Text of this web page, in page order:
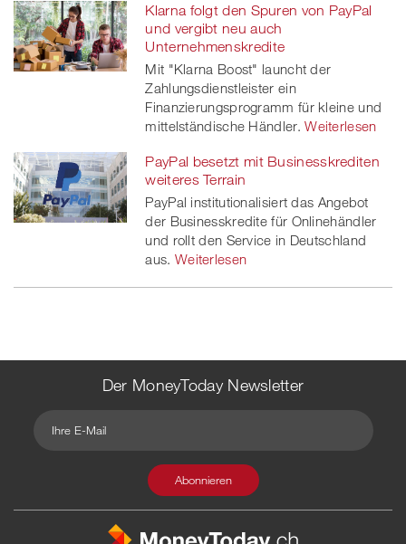
Klarna folgt den Spuren von PayPal
und vergibt neu auch
Unternehmenskredite
Mit "Klarna Boost" launcht der
Zahlungsdienstleister ein
Finanzierungsprogramm für kleine und
mittelständische Händler. Weiterlesen
PayPal besetzt mit Businesskrediten
weiteres Terrain
PayPal institutionalisiert das Angebot
der Businesskredite für Onlinehändler
und rollt den Service in Deutschland
aus. Weiterlesen
Der MoneyToday Newsletter